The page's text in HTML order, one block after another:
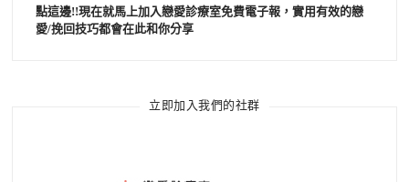
點這邊!!現在就馬上加入戀愛診療室免費電子報，實用有效的戀
愛/挽回技巧都會在此和你分享
立即加入我們的社群